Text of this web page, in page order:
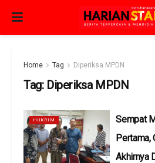
Home Tag Diperiksa MPDN
Tag: Diperiksa MPDN
HUKRIM
Sempat
Pertama,
Akhirnya